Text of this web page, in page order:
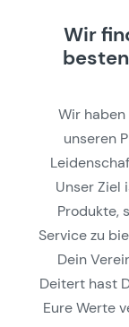
Wir
Wir
unseren
Unser Ziel
Produkte,
Service zu
Dein
Deitert hast
Eure Werte